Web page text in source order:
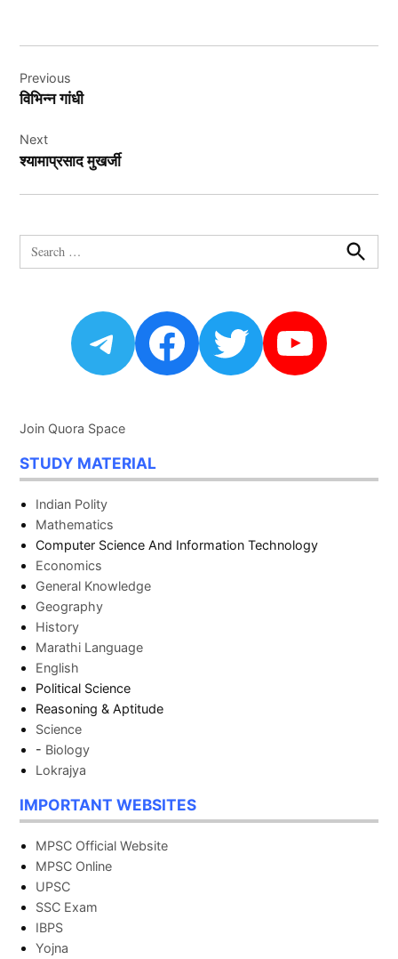
navigation
Previous
विभिन्न गांधी
Next
श्यामाप्रसाद मुखर्जी
Search
for:
Search
Telegram
Facebook
Twitter
Join Quora Space
STUDY MATERIAL
Indian Polity
Mathematics
Computer Science And Information Technology
Economics
General Knowledge
Geography
History
Marathi Language
English
Political Science
Reasoning & Aptitude
Science
- Biology
Lokrajya
IMPORTANT WEBSITES
MPSC Official Website
MPSC Online
UPSC
SSC Exam
IBPS
Yojna